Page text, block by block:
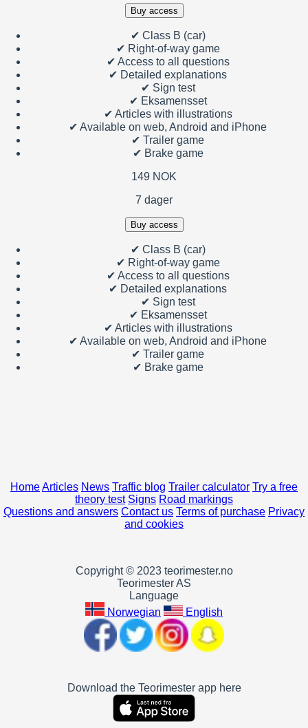
Buy access
✔ Class B (car)
✔ Right-of-way game
✔ Access to all questions
✔ Detailed explanations
✔ Sign test
✔ Eksamensset
✔ Articles with illustrations
✔ Available on web, Android and iPhone
✔ Trailer game
✔ Brake game
149 NOK
7 dager
Buy access
✔ Class B (car)
✔ Right-of-way game
✔ Access to all questions
✔ Detailed explanations
✔ Sign test
✔ Eksamensset
✔ Articles with illustrations
✔ Available on web, Android and iPhone
✔ Trailer game
✔ Brake game
HomeArticles News Traffic blog Trailer calculator Try a free
theory test Signs Road markings
Questions and answers Contact us Terms of purchase Privacy
and cookies
Copyright © 2023 teorimester.no
Teorimester AS
Language
Norwegian
English
Download the Teorimester app here